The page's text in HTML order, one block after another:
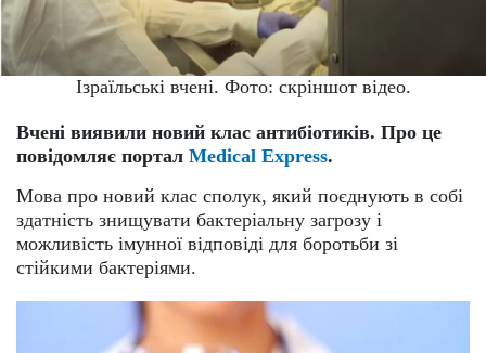
Ізраїльські вчені. Фото: скріншот відео.
Вчені виявили новий клас антибіотиків. Про це
повідомляє портал Medical Express.
Мова про новий клас сполук, який поєднують в собі
здатність знищувати бактеріальну загрозу і
можливість імунної відповіді для боротьби зі
стійкими бактеріями.